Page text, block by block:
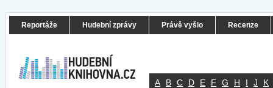
Reportáže Hudební zprávy Právě vyšlo Recenze
A B C D E F G H I J K